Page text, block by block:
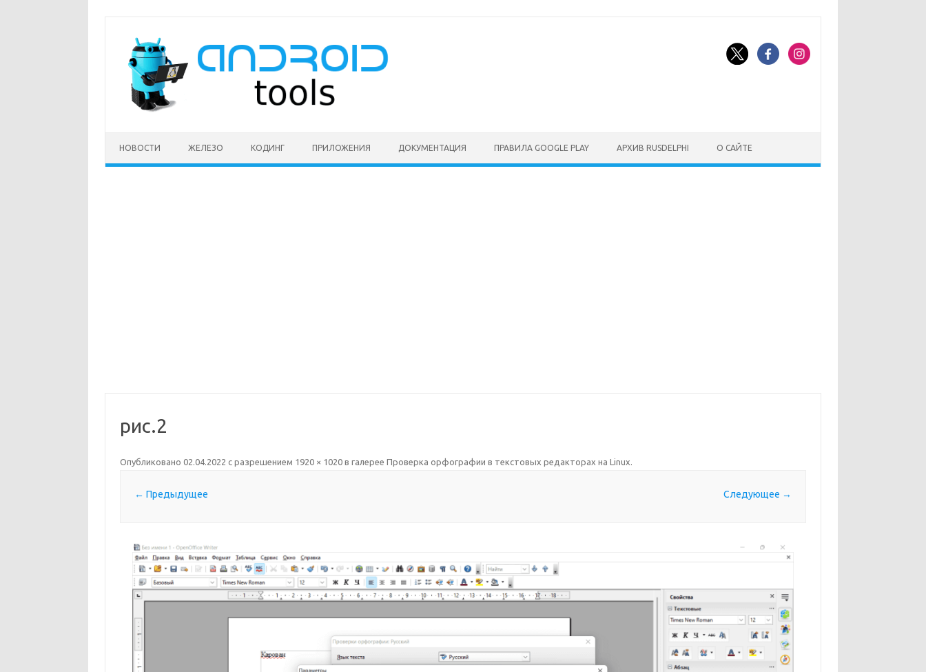
содержимому
НОВОСТИ ЖЕЛЕЗО КОДИНГ ПРИЛОЖЕНИЯ ДОКУМЕНТАЦИЯ ПРАВИЛА GOOGLE PLAY АРХИВ RUSDELPHI О САЙТЕ
рис.2
Опубликовано 02.04.2022 с разрешением 1920 × 1020в галерее Проверка орфографии в текстовых редакторах на Linux.
← Предыдущее Следующее →